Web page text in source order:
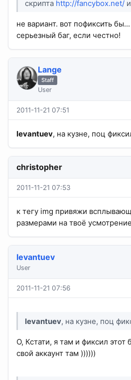
скрипта http://fancybox.net/
не вариант. вот пофиксить
серьезный баг, если честно!
Lange
Staff
User
2011-11-21 07:51
levantuev, на кузне, поц
christopher
2011-11-21 07:53
к тегу img привяжи
размерами на твоё усмотрение
levantuev
User
2011-11-21 07:56
levantuev, на кузне, поц
О, Кстати, я там и фиксил этот
свой аккаунт там ))))))